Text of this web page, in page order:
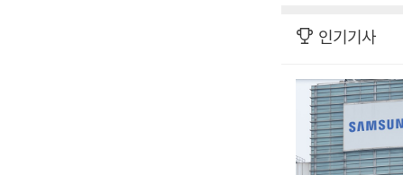
인기기사